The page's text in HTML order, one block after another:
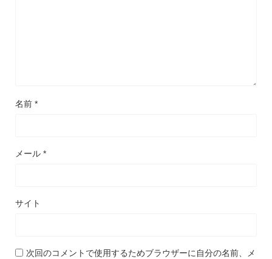
名前 *
メール *
サイト
次回のコメントで使用するためブラウザーに自分の名前、メ